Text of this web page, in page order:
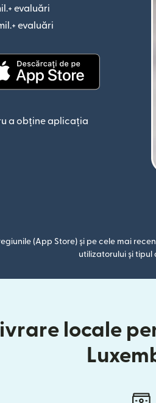
evaluări
(se deschide într-o
evaluări
(se deschide într-o
a obține aplicația
(App Store) și pe cele mai
utilizatorului și tipul
locale